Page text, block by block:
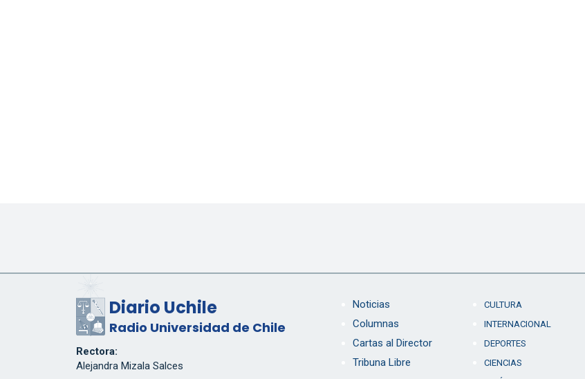
Diario Uchile
Radio Universidad de Chile
Rectora:
Alejandra Mizala Salces
Noticias
Columnas
Cartas al Director
Tribuna Libre
CULTURA
INTERNACIONAL
DEPORTES
CIENCIAS